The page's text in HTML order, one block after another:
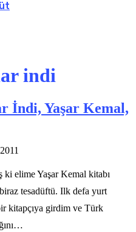
indi
İndi, Yaşar Kemal,
ki elime Yaşar Kemal kitabı
biraz tesadüftü. Ilk defa yurt
kitapçıya girdim ve Türk